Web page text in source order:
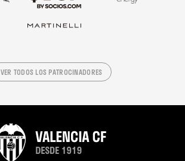
VER TODOS LOS PATROCINADORES